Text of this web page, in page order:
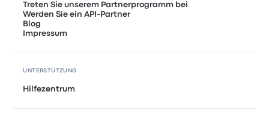
Treten Sie unserem Partnerprogramm bei
Werden Sie ein API-Partner
Blog
Impressum
UNTERSTÜTZUNG
Hilfezentrum